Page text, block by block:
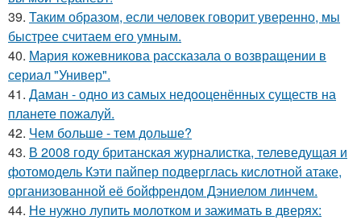
39. Таким образом, если человек говорит уверенно, мы
быстрее считаем его умным.
40. Мария кожевникова рассказала о возвращении в
сериал "Универ".
41. Даман - одно из самых недооценённых существ на
планете пожалуй.
42. Чем больше - тем дольше?
43. В 2008 году британская журналистка, телеведущая и
фотомодель Кэти пайпер подверглась кислотной атаке,
организованной её бойфрендом Дэниелом линчем.
44. Не нужно лупить молотком и зажимать в дверях: